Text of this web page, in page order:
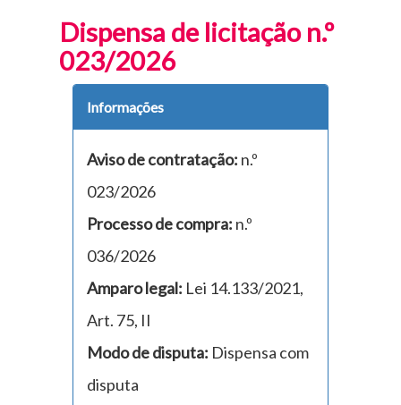
Dispensa de licitação n.º
023/2026
Informações
Aviso de contratação: n.º
023/2026
Processo de compra: n.º
036/2026
Amparo legal: Lei 14.133/2021,
Art. 75, II
Modo de disputa: Dispensa com
disputa